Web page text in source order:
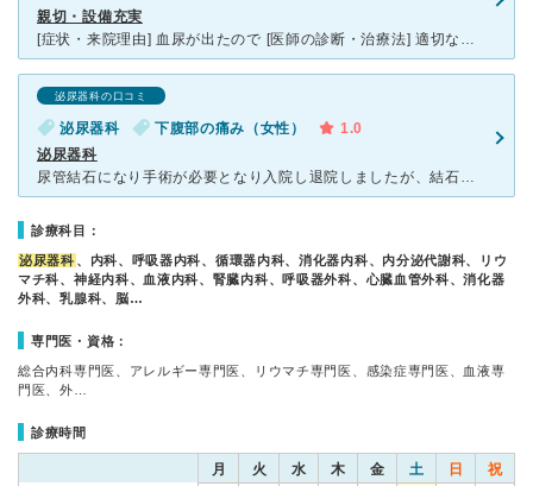
親切・設備充実
[症状・来院理由] 血尿が出たので [医師の診断・治療法] 適切な薬を処方していただきました。 [感想・費用・待ち時間・看護師などスタッフの対応] 待ち時間は1時間程度でした。適切な説明をし
泌尿器科の口コミ
泌尿器科 下腹部の痛み（女性）
1.0
泌尿器科
尿管結石になり手術が必要となり入院し退院しましたが、結石が発見されたのが7月で8月に体外衝撃波の手術をしたのですが、石が硬く結局崩れなかったので今度は TULの手術になりました。2度目なのでいい加減
診療科目：
泌尿器科 、内科、呼吸器内科、循環器内科、消化器内科、内分泌代謝科、リウ
マチ科、神経内科、血液内科、腎臓内科、呼吸器外科、心臓血管外科、消化器
外科、乳腺科、脳…
専門医・資格：
総合内科専門医、アレルギー専門医、リウマチ専門医、感染症専門医、血液専
門医、外…
診療時間
月 火 水 木 金 土 日 祝